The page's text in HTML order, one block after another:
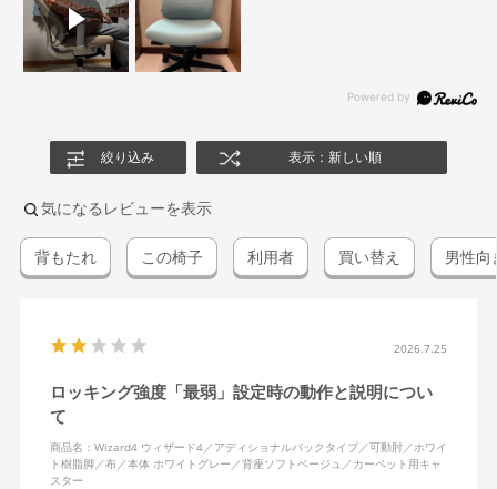
絞り込み 表示：新しい順
気になるレビューを表示
背もたれ この椅子 利用者 買い替え 男性向
2026.7.25
ロッキング強度「最弱」設定時の動作と説明につい
て
商品名：Wizard4 ウィザード4／アディショナルバックタイプ／可動肘／ホワイ
ト樹脂脚／布／本体 ホワイトグレー／背座ソフトベージュ／カーペット用キャ
スター